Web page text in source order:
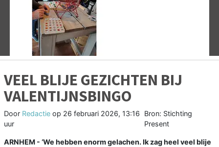
VEEL BLIJE GEZICHTEN BIJ
VALENTIJNSBINGO
Door Redactie op 26 februari 2026, 13:16
uur
Bron: Stichting
Present
ARNHEM - ‘We hebben enorm gelachen. Ik zag heel veel blije